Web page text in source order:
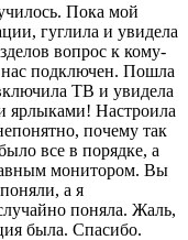
Пока мой
гуглила и увидела
вопрос к кому-
подключен. Пошла
ТВ и увидела
ярлыками! Настроила
почему так
все в порядке, а
монитором. Вы
а я
поняла. Жаль,
была. Спасибо.